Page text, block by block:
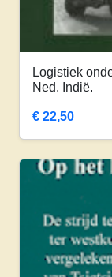
Logistiek
Ned. Indië.
€ 22,50